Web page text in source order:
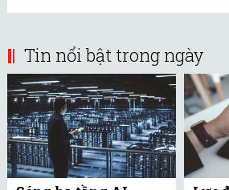
Tin nổi bật trong ngày